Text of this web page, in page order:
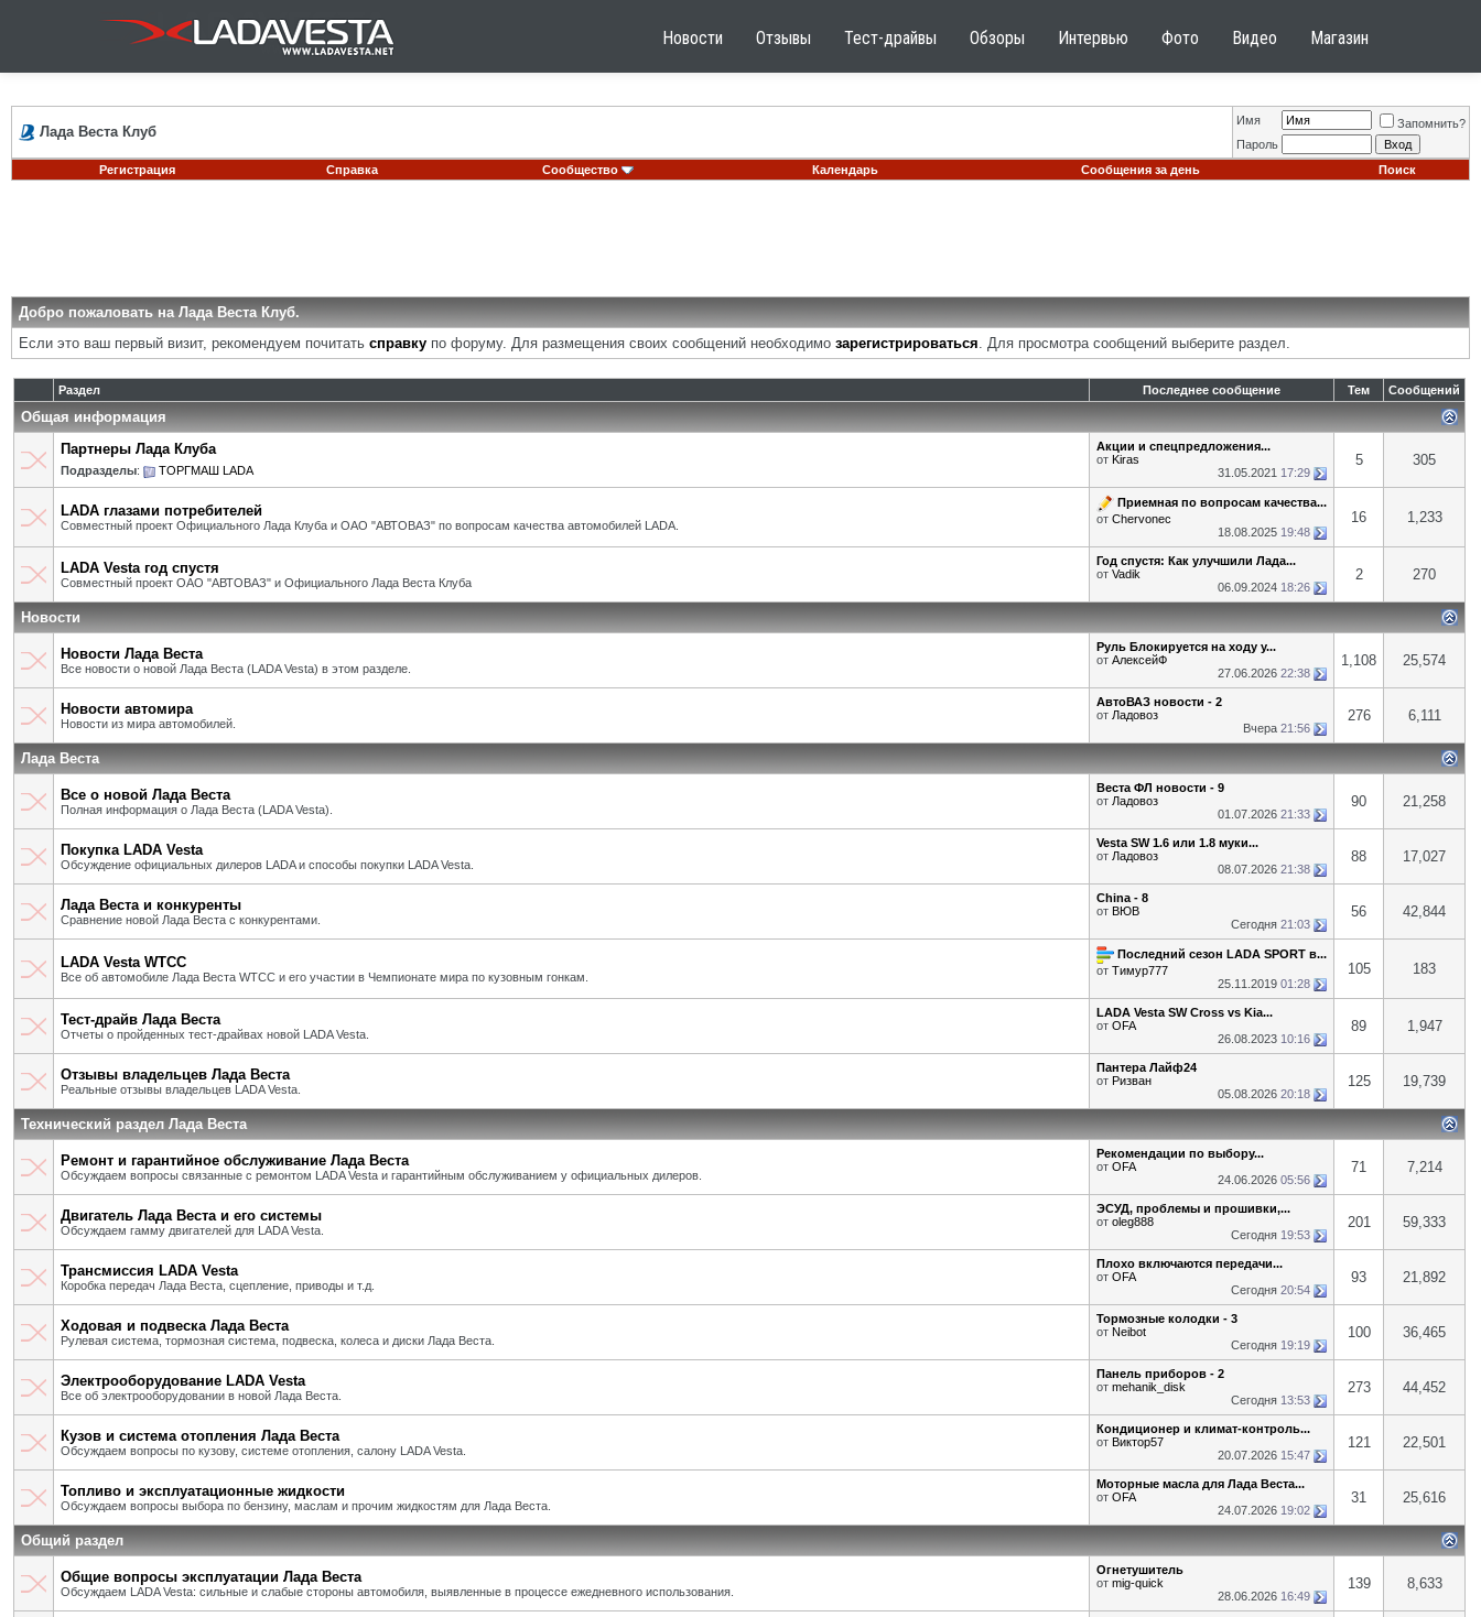
Новости Отзывы Тест-драйвы Обзоры Интервью Фото Видео Магазин
Лада Веста Клуб
Имя
Запомнить?
Пароль
Регистрация
Справка Сообщество Календарь Сообщения за день Поиск
Добро пожаловать на Лада Веста Клуб.
Если это ваш первый визит, рекомендуем почитать справку по форуму. Для размещения своих сообщений необходимо зарегистрироваться. Для просмотра сообщений выберите раздел.
Раздел Последнее сообщение Тем Сообщений
Общая информация
Партнеры Лада Клуба
Подразделы: ТОРГМАШ LADA
Акции и спецпредложения...
от Kiras
31.05.2021 17:29
5 305
LADA глазами потребителей
Совместный проект Официального Лада Клуба и ОАО "АВТОВАЗ" по вопросам качества автомобилей LADA.
Приемная по вопросам качества...
от Chervonec
18.08.2025 19:48
16 1,233
LADA Vesta год спустя
Совместный проект ОАО "АВТОВАЗ" и Официального Лада Веста Клуба
Год спустя: Как улучшили Лада...
от Vadik
06.09.2024 18:26
2 270
Новости
Новости Лада Веста
Все новости о новой Лада Веста (LADA Vesta) в этом разделе.
Руль Блокируется на ходу у...
от АлексейФ
27.06.2026 22:38
1,108 25,574
Новости автомира
Новости из мира автомобилей.
АвтоВАЗ новости - 2
от Ладовоз
Вчера 21:56
276 6,111
Лада Веста
Все о новой Лада Веста
Полная информация о Лада Веста (LADA Vesta).
Веста ФЛ новости - 9
от Ладовоз
01.07.2026 21:33
90 21,258
Покупка LADA Vesta
Обсуждение официальных дилеров LADA и способы покупки LADA Vesta.
Vesta SW 1.6 или 1.8 муки...
от Ладовоз
08.07.2026 21:38
88 17,027
Лада Веста и конкуренты
Сравнение новой Лада Веста с конкурентами.
China - 8
от ВЮВ
Сегодня 21:03
56 42,844
LADA Vesta WTCC
Все об автомобиле Лада Веста WTCC и его участии в Чемпионате мира по кузовным гонкам.
Последний сезон LADA SPORT в...
от Тимур777
25.11.2019 01:28
105 183
Тест-драйв Лада Веста
Отчеты о пройденных тест-драйвах новой LADA Vesta.
LADA Vesta SW Cross vs Kia...
от OFA
26.08.2023 10:16
89 1,947
Отзывы владельцев Лада Веста
Реальные отзывы владельцев LADA Vesta.
Пантера Лайф24
от Ризван
05.08.2026 20:18
125 19,739
Технический раздел Лада Веста
Ремонт и гарантийное обслуживание Лада Веста
Обсуждаем вопросы связанные с ремонтом LADA Vesta и гарантийным обслуживанием у официальных дилеров.
Рекомендации по выбору...
от OFA
24.06.2026 05:56
71 7,214
Двигатель Лада Веста и его системы
Обсуждаем гамму двигателей для LADA Vesta.
ЭСУД, проблемы и прошивки,...
от oleg888
Сегодня 19:53
201 59,333
Трансмиссия LADA Vesta
Коробка передач Лада Веста, сцепление, приводы и т.д.
Плохо включаются передачи...
от OFA
Сегодня 20:54
93 21,892
Ходовая и подвеска Лада Веста
Рулевая система, тормозная система, подвеска, колеса и диски Лада Веста.
Тормозные колодки - 3
от Neibot
Сегодня 19:19
100 36,465
Электрооборудование LADA Vesta
Все об электрооборудовании в новой Лада Веста.
Панель приборов - 2
от mehanik_disk
Сегодня 13:53
273 44,452
Кузов и система отопления Лада Веста
Обсуждаем вопросы по кузову, системе отопления, салону LADA Vesta.
Кондиционер и климат-контроль...
от Виктор57
20.07.2026 15:47
121 22,501
Топливо и эксплуатационные жидкости
Обсуждаем вопросы выбора по бензину, маслам и прочим жидкостям для Лада Веста.
Моторные масла для Лада Веста...
от OFA
24.07.2026 19:02
31 25,616
Общий раздел
Общие вопросы эксплуатации Лада Веста
Обсуждаем LADA Vesta: сильные и слабые стороны автомобиля, выявленные в процессе ежедневного использования.
Огнетушитель
от mig-quick
28.06.2026 16:49
139 8,633